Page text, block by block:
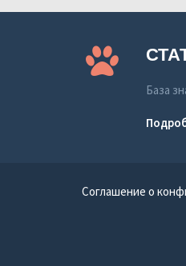
База
Соглашение о